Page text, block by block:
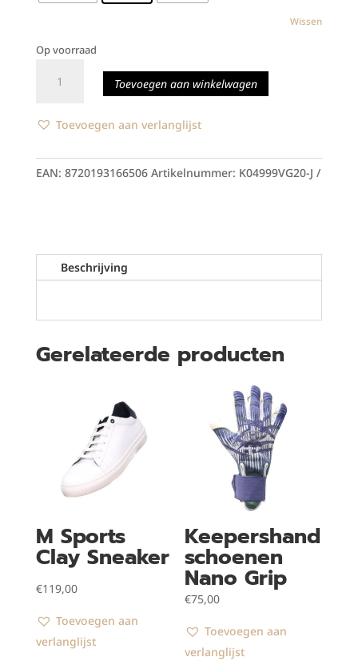
Wissen
Op voorraad
aantal
Toevoegen aan winkelwagen
Toevoegen aan verlanglijst
EAN: 8720193166506 Artikelnummer: K04999VG20-J
Beschrijving
Gerelateerde producten
M Sports
Clay Sneaker
€119,00
Toevoegen aan
verlanglijst
Keepershand
schoenen
Nano Grip
€75,00
Toevoegen aan
verlanglijst